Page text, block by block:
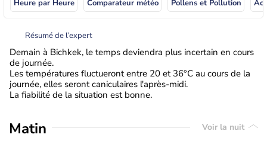
Heure par Heure Comparateur météo Pollens et Pollution
Résumé de l’expert
Demain à Bichkek, le temps deviendra plus incertain en cours
de journée.
Les températures fluctueront entre 20 et 36°C au cours de la
journée, elles seront caniculaires l'après-midi.
La fiabilité de la situation est bonne.
Matin Voir la nuit